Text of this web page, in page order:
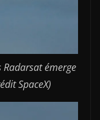
émerge
SpaceX)